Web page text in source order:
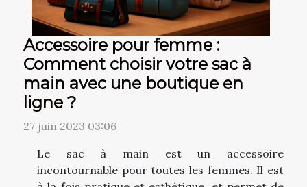
Accessoire pour femme :
Comment choisir votre sac à
main avec une boutique en
ligne ?
27 juin 2023 03:06
Le sac à main est un accessoire
incontournable pour toutes les femmes. Il est